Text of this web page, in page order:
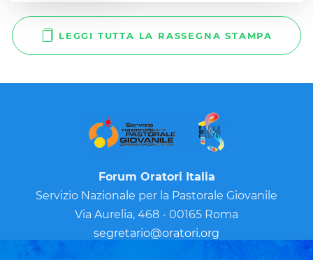
LEGGI TUTTA LA RASSEGNA STAMPA
Forum Oratori Italia
Servizio Nazionale per la Pastorale Giovanile
Via Aurelia, 468 - 00165 Roma
segretario@oratori.org